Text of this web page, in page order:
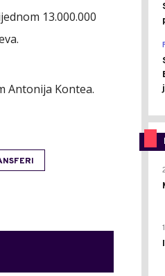
13.000.000
Antonija Kontea.